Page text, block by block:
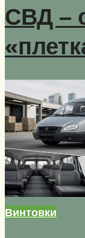
СВД –
Винтовки